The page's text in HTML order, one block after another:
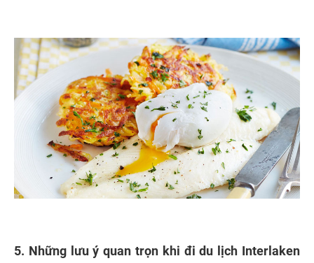
5. Những lưu ý quan trọn khi đi du lịch Interlaken